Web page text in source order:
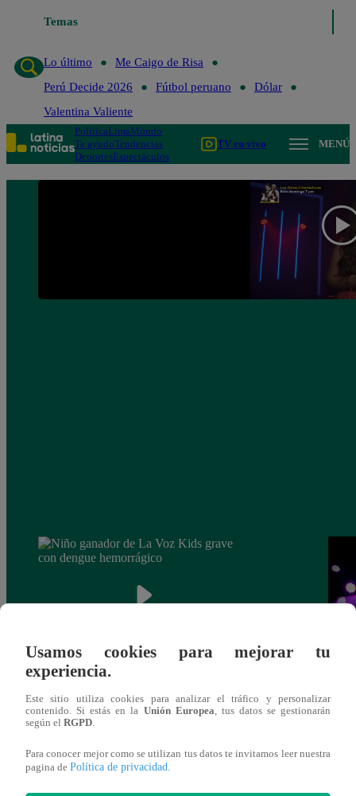
Temas
Lo último
Me Caigo de Risa
Perú Decide 2026
Fútbol peruano
Dólar
Valentina Valiente
PolíticaLimaMundo
Te ayudoTendencias
DeportesEspectáculos
TV en vivo MENÚ
dengue hemorrágico
Usamos cookies para mejorar tu
experiencia.
Este sitio utiliza cookies para analizar el tráfico y personalizar
contenido. Si estás en la Unión Europea, tus datos se gestionarán
según el RGPD.
Para conocer mejor como se utilizan tus datos te invitamos leer nuestra
pagina de Política de privacidad.